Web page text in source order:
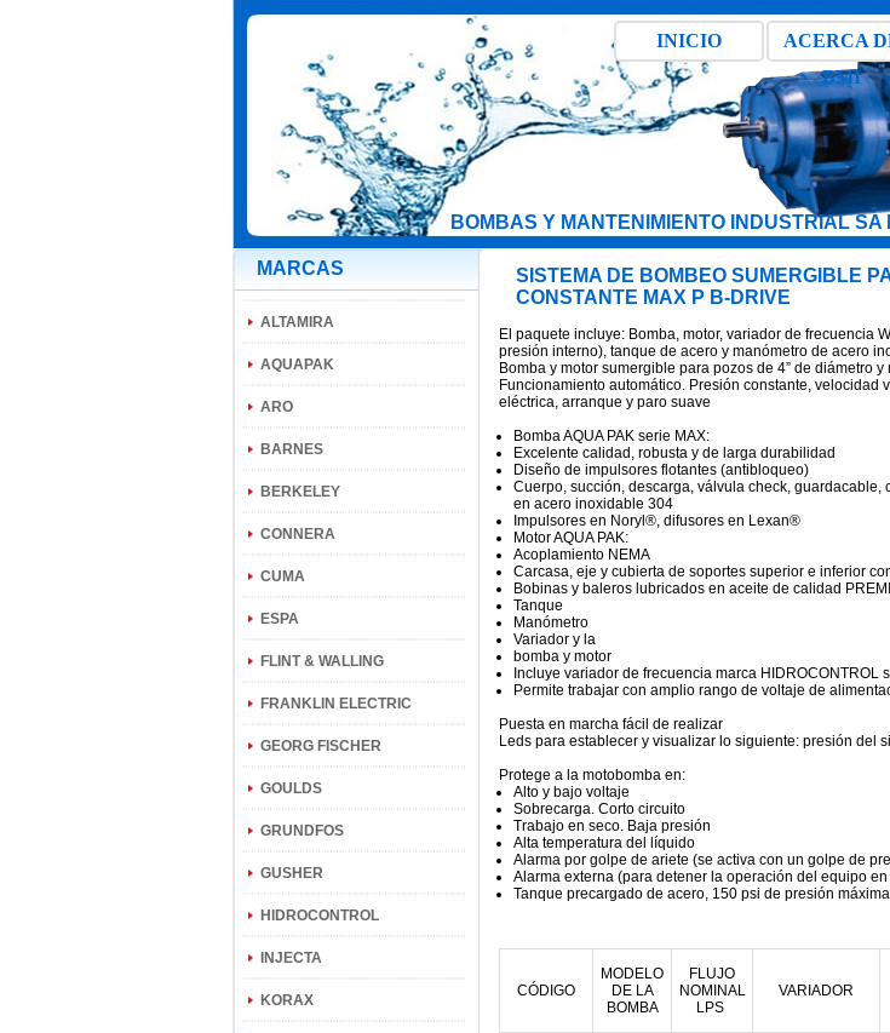
BOMBAS Y MANTENIMIENTO INDUSTRIAL SA
ACERCA
BMI
INICIO
MARCAS
ALTAMIRA
AQUAPAK
ARO
BARNES
BERKELEY
CONNERA
CUMA
ESPA
FLINT & WALLING
FRANKLIN ELECTRIC
GEORG FISCHER
GOULDS
GRUNDFOS
GUSHER
HIDROCONTROL
INJECTA
KORAX
SISTEMA DE BOMBEO SUMERGIBLE
CONSTANTE MAX P B-DRIVE
El paquete incluye: Bomba, motor, variador de frecuencia
presión interno), tanque de acero y manómetro de acero
Bomba y motor sumergible para pozos de 4” de diámetro y
Funcionamiento automático. Presión constante, velocidad
eléctrica, arranque y paro suave
Bomba AQUA PAK serie MAX:
Excelente calidad, robusta y de larga durabilidad
Diseño de impulsores flotantes (antibloqueo)
Cuerpo, succión, descarga, válvula check, guardacable,
en acero inoxidable 304
Impulsores en Noryl®, difusores en Lexan®
Motor AQUA PAK:
Acoplamiento NEMA
Carcasa, eje y cubierta de soportes superior e inferior
Bobinas y baleros lubricados en aceite de calidad
Tanque
Manómetro
Variador y la
bomba y motor
Incluye variador de frecuencia marca
Permite trabajar con amplio rango de voltaje de
Puesta en marcha fácil de realizar
Leds para establecer y visualizar lo siguiente: presión del
Protege a la motobomba en:
Alto y bajo voltaje
Sobrecarga. Corto circuito
Trabajo en seco. Baja presión
Alta temperatura del líquido
Alarma por golpe de ariete (se activa con un golpe de
Alarma externa (para detener la operación del equipo
Tanque precargado de acero, 150 psi de presión
CÓDIGO
MODELO
DE LA
BOMBA
FLUJO
NOMINAL
LPS
VARIADOR